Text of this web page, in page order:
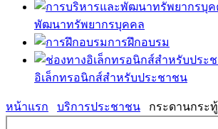
พัฒนาทรัพยากรบุคคล
การฝึกอบรม
อิเล็กทรอนิกส์สำหรับประชาชน
หน้าแรก บริการประชาชน กระดานกระทู้